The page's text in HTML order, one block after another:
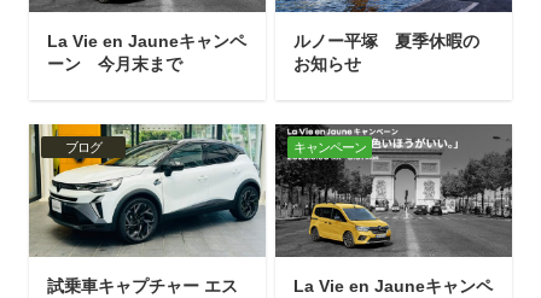
La Vie en Jauneキャンペ
ーン 今月末まで
ルノー平塚 夏季休暇の
お知らせ
ブログ
試乗車キャプチャー エス
キャンペーン
La Vie en Jauneキャンペ